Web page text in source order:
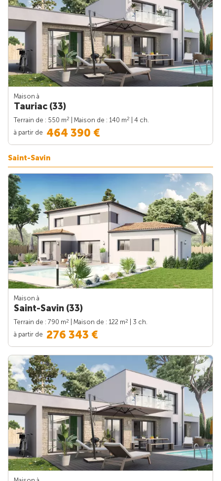
Maison à
Tauriac (33)
Terrain de : 550 m2 | Maison de : 140 m2
| 4 ch.
à partir de 464 390 €
Saint-Savin
Maison à
Saint-Savin (33)
Terrain de : 790 m2 | Maison de : 122 m2
| 3 ch.
à partir de 276 343 €